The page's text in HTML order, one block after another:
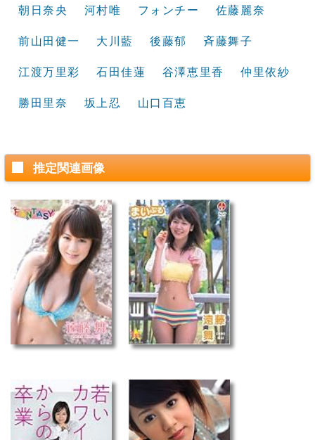
朝日奈央 河村唯 フォンチー 佐藤麗奈
前山田健一 大川藍 後藤郁 斉藤舞子
江渡万里彩 石田佳蓮 谷澤恵里香 仲里依紗
勝田里奈 坂上忍 山口百恵
推定関連画像